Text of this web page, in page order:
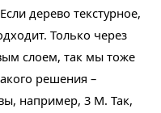
дерево текстурное,
Только через
слоем, так мы тоже
решения –
например, 3 М. Так,